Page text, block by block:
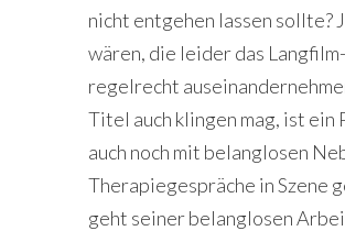
nicht entgehen lassen sollte?
wären, die leider das
regelrecht
Titel auch klingen mag, ist
auch noch mit belanglosen
Therapiegespräche in Szene
geht seiner belanglosen